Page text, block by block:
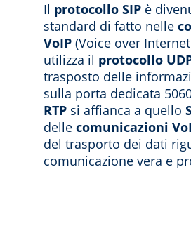
Il protocollo SIP è
standard di fatto nelle
VoIP (Voice over
utilizza il protocollo
trasposto delle
sulla porta dedicata
RTP si affianca a quello
dellecomunicazioni
del trasporto dei dati
comunicazione vera e